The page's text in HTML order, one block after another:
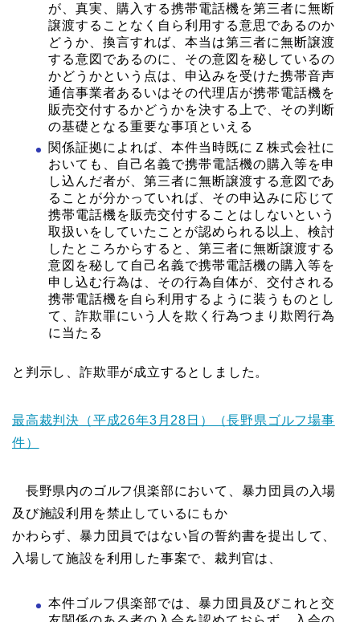
が、真実、購入する携帯電話機を第三者に無断
譲渡することなく自ら利用する意思であるのか
どうか、換言すれば、本当は第三者に無断譲渡
する意図であるのに、その意図を秘しているの
かどうかという点は、申込みを受けた携帯音声
通信事業者あるいはその代理店が携帯電話機を
販売交付するかどうかを決する上で、その判断
の基礎となる重要な事項といえる
関係証拠によれば、本件当時既にＺ株式会社に
おいても、自己名義で携帯電話機の購入等を申
し込んだ者が、第三者に無断譲渡する意図であ
ることが分かっていれば、その申込みに応じて
携帯電話機を販売交付することはしないという
取扱いをしていたことが認められる以上、検討
したところからすると、第三者に無断譲渡する
意図を秘して自己名義で携帯電話機の購入等を
申し込む行為は、その行為自体が、交付される
携帯電話機を自ら利用するように装うものとし
て、詐欺罪にいう人を欺く行為つまり欺罔行為
に当たる
と判示し、詐欺罪が成立するとしました。
最高裁判決（平成26年3月28日）（長野県ゴルフ場事
件）
長野県内のゴルフ倶楽部において、暴力団員の入場
及び施設利用を禁止しているにもか
かわらず、暴力団員ではない旨の誓約書を提出して、
入場して施設を利用した事案で、裁判官は、
本件ゴルフ倶楽部では、暴力団員及びこれと交